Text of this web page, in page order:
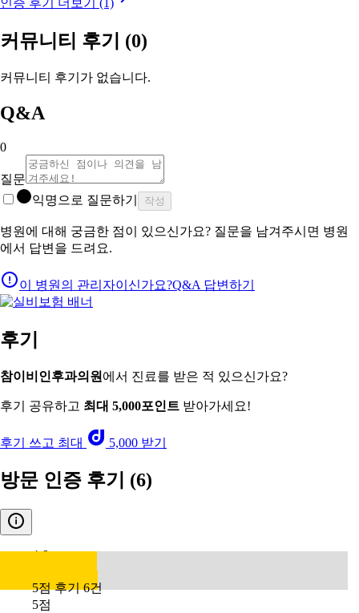
인증 후기 더보기 (1)
커뮤니티 후기 (0)
커뮤니티 후기가 없습니다.
Q&A
0
질문
익명으로 질문하기
작성
병원에 대해 궁금한 점이 있으신가요? 질문을 남겨주시면 병원
에서 답변을 드려요.
이 병원의 관리자이신가요?Q&A 답변하기
후기
참이비인후과의원 에서 진료를 받은 적 있으신가요?
후기 공유하고 최대 5,000포인트 받아가세요!
후기 쓰고 최대 5,000 받기
방문 인증 후기 (6)
4.6
5점 후기 6건
5점